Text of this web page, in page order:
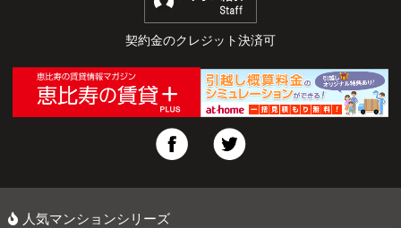
契約金のクレジット決済可
人気マンションシリーズ